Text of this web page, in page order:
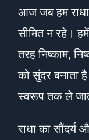
आज जब हम
सीमित न रहे।
तरह निष्काम,
को सुंदर बनाता
स्वरूप तक ले
राधा का सौंदर्य